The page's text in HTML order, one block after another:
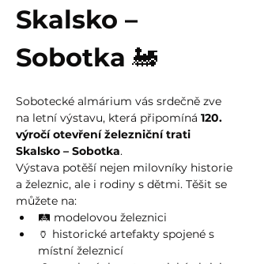
Skalsko –
Sobotka 🚂
Sobotecké almárium vás srdečně zve
na letní výstavu, která připomíná 120.
výročí otevření železniční trati
Skalsko – Sobotka.
Výstava potěší nejen milovníky historie
a železnic, ale i rodiny s dětmi. Těšit se
můžete na:
🛤️ modelovou železnici
🏺 historické artefakty spojené s
místní železnicí